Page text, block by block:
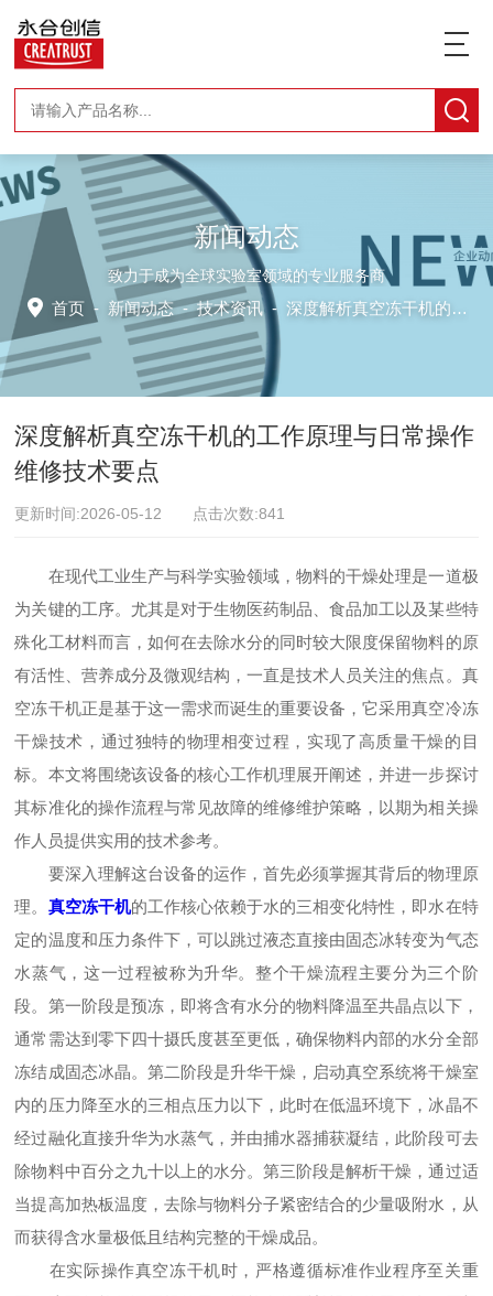
新闻动态
致力于成为全球实验室领域的专业服务商
首页 - 新闻动态-技术资讯 -深度解析真空冻干机的工作原理与日常操作维修技术要点
深度解析真空冻干机的工作原理与日常操作
维修技术要点
更新时间:2026-05-12 点击次数:841
在现代工业生产与科学实验领域，物料的干燥处理是一道极
为关键的工序。尤其是对于生物医药制品、食品加工以及某些特
殊化工材料而言，如何在去除水分的同时较大限度保留物料的原
有活性、营养成分及微观结构，一直是技术人员关注的焦点。真
空冻干机正是基于这一需求而诞生的重要设备，它采用真空冷冻
干燥技术，通过独特的物理相变过程，实现了高质量干燥的目
标。本文将围绕该设备的核心工作机理展开阐述，并进一步探讨
其标准化的操作流程与常见故障的维修维护策略，以期为相关操
作人员提供实用的技术参考。
要深入理解这台设备的运作，首先必须掌握其背后的物理原
理。 真空冻干机的工作核心依赖于水的三相变化特性，即水在特
定的温度和压力条件下，可以跳过液态直接由固态冰转变为气态
水蒸气，这一过程被称为升华。整个干燥流程主要分为三个阶
段。第一阶段是预冻，即将含有水分的物料降温至共晶点以下，
通常需达到零下四十摄氏度甚至更低，确保物料内部的水分全部
冻结成固态冰晶。第二阶段是升华干燥，启动真空系统将干燥室
内的压力降至水的三相点压力以下，此时在低温环境下，冰晶不
经过融化直接升华为水蒸气，并由捕水器捕获凝结，此阶段可去
除物料中百分之九十以上的水分。第三阶段是解析干燥，通过适
当提高加热板温度，去除与物料分子紧密结合的少量吸附水，从
而获得含水量极低且结构完整的干燥成品。
在实际操作真空冻干机时，严格遵循标准作业程序至关重